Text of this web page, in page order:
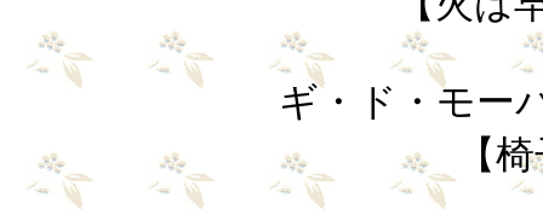
ギ・ド・モー
【椅